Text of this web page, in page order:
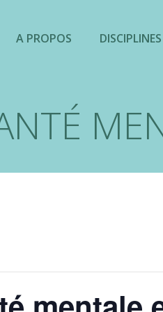
A PROPOS DISCIPLINES